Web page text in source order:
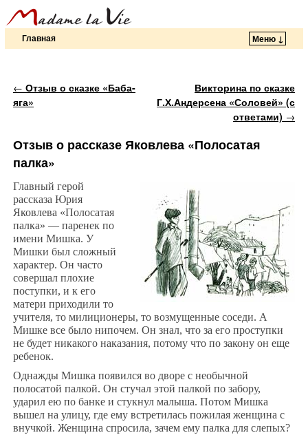
Главная Меню ↓
Навигация по записям
← Отзыв о сказке «Баба-
яга»
Викторина по сказке
Г.Х.Андерсена «Соловей» (с
ответами) →
Отзыв о рассказе Яковлева «Полосатая
палка»
Главный герой
рассказа Юрия
Яковлева «Полосатая
палка» — паренек по
имени Мишка. У
Мишки был сложный
характер. Он часто
совершал плохие
поступки, и к его
матери приходили то
учителя, то милиционеры, то возмущенные соседи. А
Мишке все было нипочем. Он знал, что за его проступки
не будет никакого наказания, потому что по закону он еще
ребенок.
Однажды Мишка появился во дворе с необычной
полосатой палкой. Он стучал этой палкой по забору,
ударил ею по банке и стукнул малыша. Потом Мишка
вышел на улицу, где ему встретилась пожилая женщина с
внучкой. Женщина спросила, зачем ему палка для слепых?